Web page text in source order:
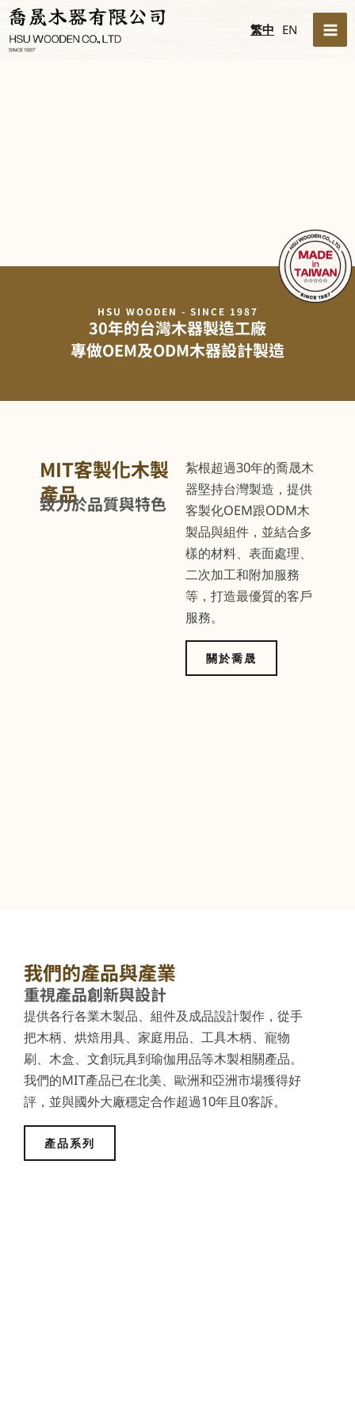
跳
至
主
繁中 EN
HSU WOODEN - SINCE 1987
30年的台灣木器製造工廠
專做OEM及ODM木器設計製造
MIT客製化木製
產品
致力於品質與特色
紮根超過30年的喬晟木
器堅持台灣製造，提供
客製化OEM跟ODM木
製品與組件，並結合多
樣的材料、表面處理、
二次加工和附加服務
等，打造最優質的客戶
服務。
關於喬晟
我們的產品與產業
重視產品創新與設計
提供各行各業木製品、組件及成品設計製作，從手
把木柄、烘焙用具、家庭用品、工具木柄、寵物
刷、木盒、文創玩具到瑜伽用品等木製相關產品。
我們的MIT產品已在北美、歐洲和亞洲市場獲得好
評，並與國外大廠穩定合作超過10年且0客訴。
產品系列